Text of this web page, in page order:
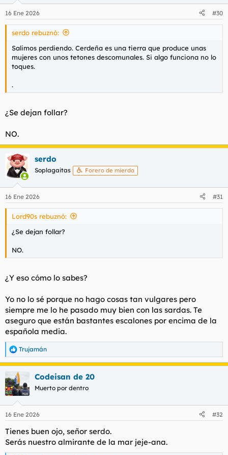
e
s
16 Ene 2026 #30
serdo rebuznó:
Salimos perdiendo. Cerdeña es una tierra que produce unas
mujeres con unos tetones descomunales. Si algo funciona no lo
toques.
.
¿Se dejan follar?
NO.
serdo
Soplagaitas Forero de mierda
16 Ene 2026 #31
Lord90s rebuznó:
¿Se dejan follar?
NO.
¿Y eso cómo lo sabes?
Yo no lo sé porque no hago cosas tan vulgares pero
siempre me lo he pasado muy bien con las sardas. Te
aseguro que están bastantes escalones por encima de la
española media.
R
e
a
c
c
i
e
Trujamán
Codeisan de 20
Muerto por dentro
16 Ene 2026 #32
Tienes buen ojo, señor serdo.
Serás nuestro almirante de la mar jeje-ana.